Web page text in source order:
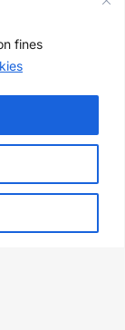
fines